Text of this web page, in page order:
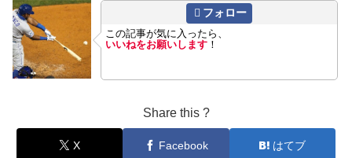
フォロー
この記事が気に入ったら、
いいねをお願いします ！
Share this ?
X Facebook はてブ